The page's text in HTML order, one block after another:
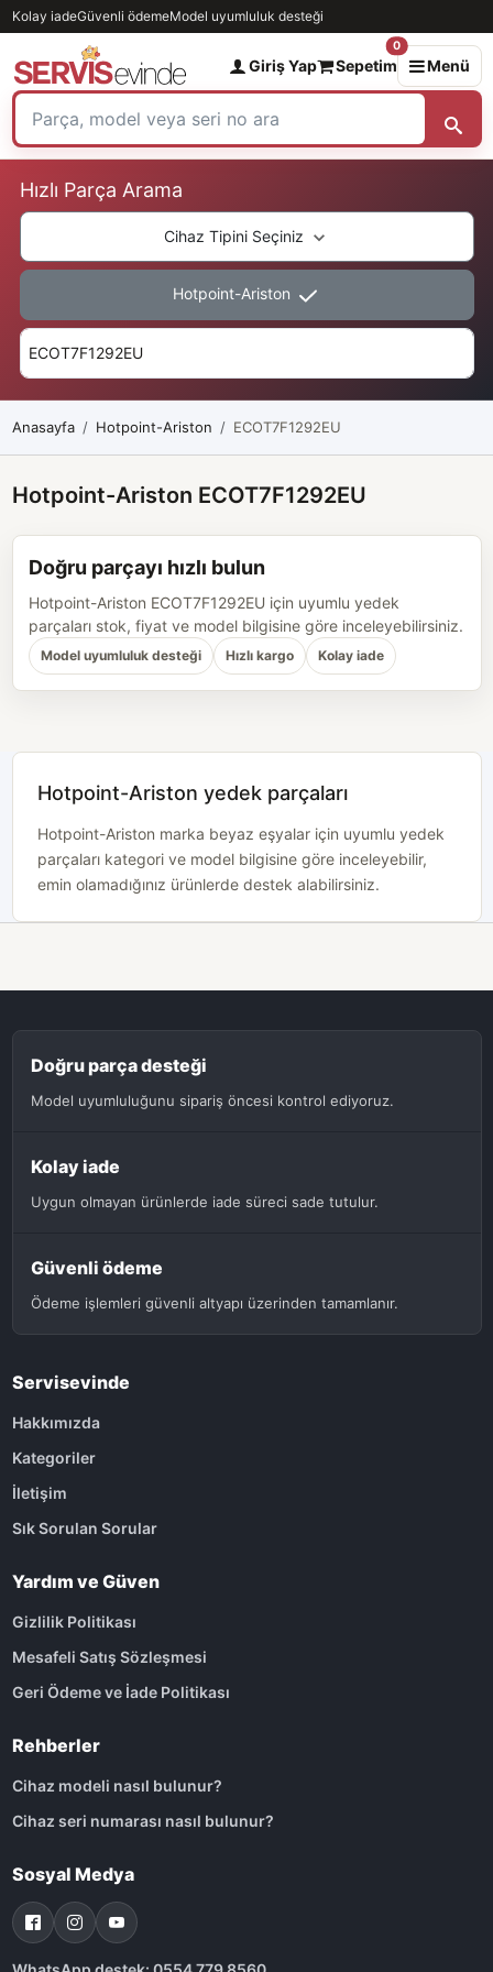
Kolay iadeGüvenli ödemeModel uyumluluk desteği
Giriş Yap Sepetim
0
Menü
Hızlı Parça Arama
Cihaz Tipini Seçiniz
Hotpoint-Ariston
Anasayfa Hotpoint-Ariston ECOT7F1292EU
Hotpoint-Ariston ECOT7F1292EU
Doğru parçayı hızlı bulun
Hotpoint-Ariston ECOT7F1292EU için uyumlu yedek
parçaları stok, fiyat ve model bilgisine göre inceleyebilirsiniz.
Model uyumluluk desteği Hızlı kargo Kolay iade
Hotpoint-Ariston yedek parçaları
Hotpoint-Ariston marka beyaz eşyalar için uyumlu yedek
parçaları kategori ve model bilgisine göre inceleyebilir,
emin olamadığınız ürünlerde destek alabilirsiniz.
Doğru parça desteği
Model uyumluluğunu sipariş öncesi kontrol ediyoruz.
Kolay iade
Uygun olmayan ürünlerde iade süreci sade tutulur.
Güvenli ödeme
Ödeme işlemleri güvenli altyapı üzerinden tamamlanır.
Servisevinde
Hakkımızda
Kategoriler
İletişim
Sık Sorulan Sorular
Yardım ve Güven
Gizlilik Politikası
Mesafeli Satış Sözleşmesi
Geri Ödeme ve İade Politikası
Rehberler
Cihaz modeli nasıl bulunur?
Cihaz seri numarası nasıl bulunur?
Sosyal Medya